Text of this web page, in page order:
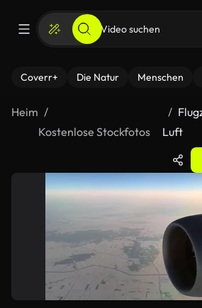
Coverr+ Die Natur Menschen
Heim
Kostenlose Stockfotos
Luft